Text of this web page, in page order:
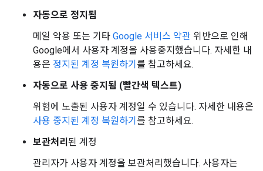
자동으로 정지됨
메일 악용 또는 기타 Google 서비스 약관 위반으로 인해
Google에서 사용자 계정을 사용중지했습니다. 자세한 내
용은 정지된 계정 복원하기 를 참고하세요.
자동으로 사용 중지됨 (빨간색 텍스트)
위험에 노출된 사용자 계정일 수 있습니다. 자세한 내용은
사용 중지된 계정 복원하기 를 참고하세요.
보관처리 된 계정
관리자가 사용자 계정을 보관처리했습니다. 사용자는